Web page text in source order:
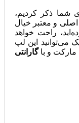
شما ذکر کردیم،
و معتبر خیال
راحت خواهد
می‌توانید این لپ
و باگارانتی